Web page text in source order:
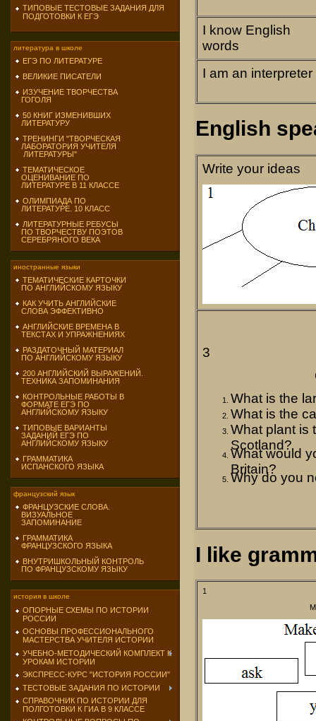
ТИПОВЫЕ ТЕСТОВЫЕ ЗАДАНИЯ ДЛЯ
ПОДГОТОВКИ К ЕГЭ
литература в школе
ЕГЭ ПО ЛИТЕРАТУРЕ
ВЕЛИКИЕ ПИСАТЕЛИ
ИЗУЧЕНИЕ ТВОРЧЕСТВА
ГОГОЛЯ
50 КНИГ ИЗМЕНИВШИХ
ЛИТЕРАТУРУ
ТРЕНИНГИ "ТВОРЧЕСКАЯ
ЛАБОРАТОРИЯ УЧИТЕЛЯ
ЛИТЕРАТУРЫ"
ТЕМАТИЧЕСКОЕ
ОЦЕНИВАНИЕ ПО
ЛИТЕРАТУРЕ В 11 КЛАССЕ
ОЛИМПИАДА ПО
ЛИТЕРАТУРЕ. 10 КЛАСС
ЛИТЕРАТУРНЫЕ РЕБУСЫ
ПО ТВОРЧЕСТВУ ПОЭТОВ
СЕРЕБРЯНОГО ВЕКА
иностранные языки
ТЕМАТИЧЕСКИЕ КАРТОЧКИ
ПО АНГЛИЙСКОМУ ЯЗЫКУ
КАК УЧИТЬ АНГЛИЙСКИЕ
СЛОВА ЭФФЕКТИВНО
АНГЛИЙСКИЕ ВРЕМЕНА В
ТЕКСТАХ И УПРАЖНЕНИЯХ
РАЗДАТОЧНЫЙ МАТЕРИАЛ
ПО АНГЛИЙСКОМУ ЯЗЫКУ
200 АНГЛИЙСКИЙ ВЫРАЖЕНИЙ.
ТЕХНИКА ЗАПОМИНАНИЯ
КОНТРОЛЬНЫЕ РАБОТЫ В
ФОРМАТЕ ЕГЭ ПО
АНГЛИЙСКОМУ ЯЗЫКУ
ТИПОВЫЕ ВАРИАНТЫ
ЗАДАНИЙ ЕГЭ ПО
АНГЛИЙСКОМУ ЯЗЫКУ
ГРАММАТИКА
ИСПАНСКОГО ЯЗЫКА
французский язык
ФРАНЦУЗСКИЕ СЛОВА.
ВИЗУАЛЬНОЕ
ЗАПОМИНАНИЕ
ГРАММАТИКА
ФРАНЦУЗСКОГО ЯЗЫКА
ВНУТРИШКОЛЬНЫЙ КОНТРОЛЬ
ПО ФРАНЦУЗСКОМУ ЯЗЫКУ
история в школе
ОПОРНЫЕ СХЕМЫ ПО ИСТОРИИ
РОССИИ
ОСНОВЫ ПРОФЕССИОНАЛЬНОГО
МАСТЕРСТВА УЧИТЕЛЯ ИСТОРИИ
УЧЕБНО-МЕТОДИЧЕСКИЙ КОМПЛЕКТ К
УРОКАМ ИСТОРИИ
ЭКСПРЕСС-КУРС "ИСТОРИЯ РОССИИ"
ТЕСТОВЫЕ ЗАДАНИЯ ПО ИСТОРИИ
СПРАВОЧНИК ПО ИСТОРИИ ДЛЯ
ПОЛГОТОВКИ К ГИА В 9 КЛАССЕ
I know English
words
I am an interpreter
English
Write your ideas
3
What is the
What is the
What plant is
Scotland?
What would
Britain?
Why do you
I like
1